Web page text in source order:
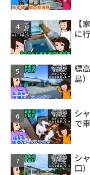
【
に
標
島
シ
で
シ
口